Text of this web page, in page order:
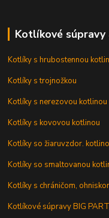
Kotlíkové súpravy
Kotlíky s hrubostennou
Kotlíky s trojnožkou
Kotlíky s nerezovou kotlinou
Kotlíky s kovovou kotlinou
Kotlíky so žiaruvzdor.
Kotlíky so smaltovanou
Kotlíky s chráničom,
Kotlíkové súpravy BIG